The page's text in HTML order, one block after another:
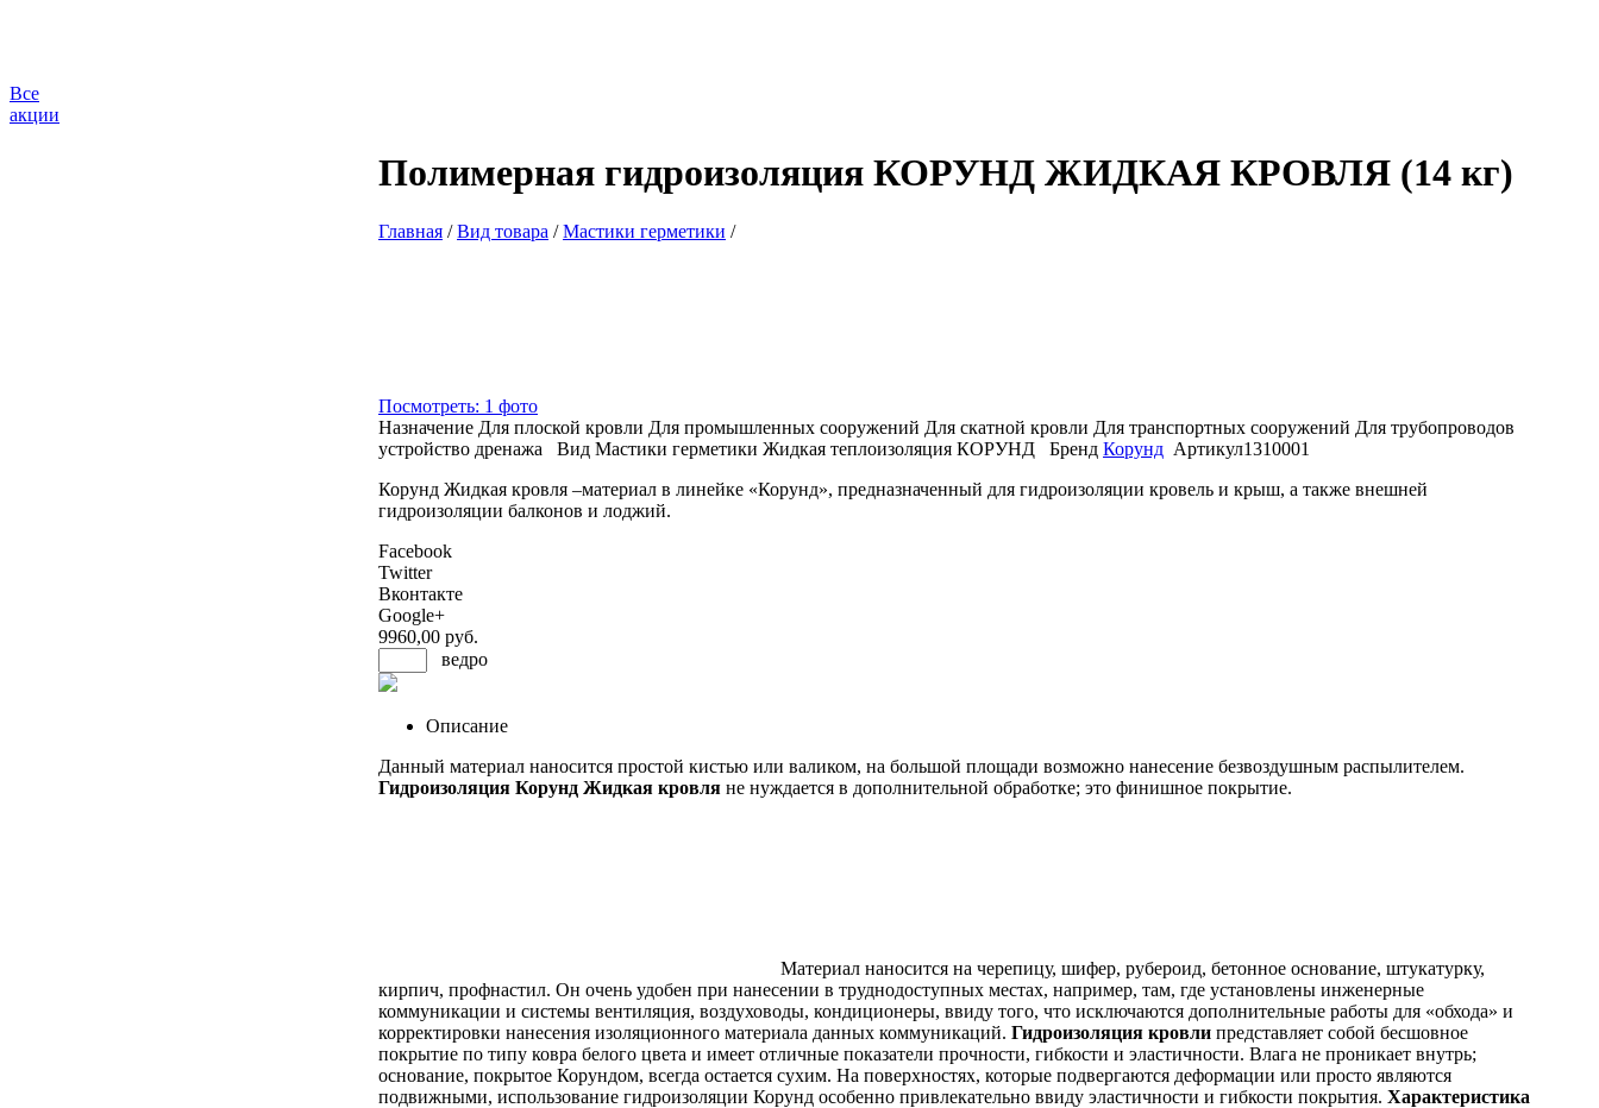
Все
акции
Полимерная гидроизоляция КОРУНД ЖИДКАЯ КРОВЛЯ (14 кг)
Главная /Вид товара /Мастики герметики /
Посмотреть: 1 фото
Назначение Для плоской кровли Для промышленных сооружений Для скатной кровли Для транспортных сооружений Для трубопроводов
устройство дренажа
Вид Мастики герметики Жидкая теплоизоляция КОРУНД Бренд Корунд Артикул1310001
Корунд Жидкая кровля –материал в линейке «Корунд», предназначенный для гидроизоляции кровель и крыш, а также внешней
гидроизоляции балконов и лоджий.
Facebook
Twitter
Вконтакте
Google+
9960,00 руб.
ведро
Описание
Данный материал наносится простой кистью или валиком, на большой площади возможно нанесение безвоздушным распылителем.
Гидроизоляция Корунд Жидкая кровля не нуждается в дополнительной обработке; это финишное покрытие.
Материал наносится на черепицу, шифер, рубероид, бетонное основание, штукатурку,
кирпич, профнастил. Он очень удобен при нанесении в труднодоступных местах, например, там, где установлены инженерные
коммуникации и системы вентиляция, воздуховоды, кондиционеры, ввиду того, что исключаются дополнительные работы для «обхода» и
корректировки нанесения изоляционного материала данных коммуникаций. Гидроизоляция кровли представляет собой бесшовное
покрытие по типу ковра белого цвета и имеет отличные показатели прочности, гибкости и эластичности. Влага не проникает внутрь;
основание, покрытое Корундом, всегда остается сухим. На поверхностях, которые подвергаются деформации или просто являются
подвижными, использование гидроизоляции Корунд особенно привлекательно ввиду эластичности и гибкости покрытия. Характеристика